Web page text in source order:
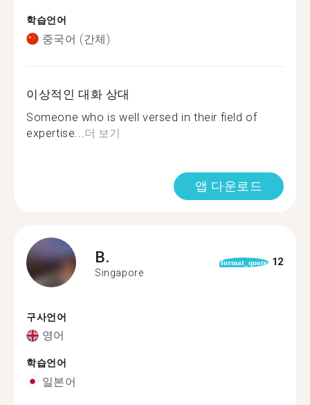
학습언어
중국어 (간체)
이상적인 대화 상대
Someone who is well versed in their field of
expertise... 더 보기
앱 다운로드
B.
Singapore
format_quote 12
구사언어
영어
학습언어
일본어